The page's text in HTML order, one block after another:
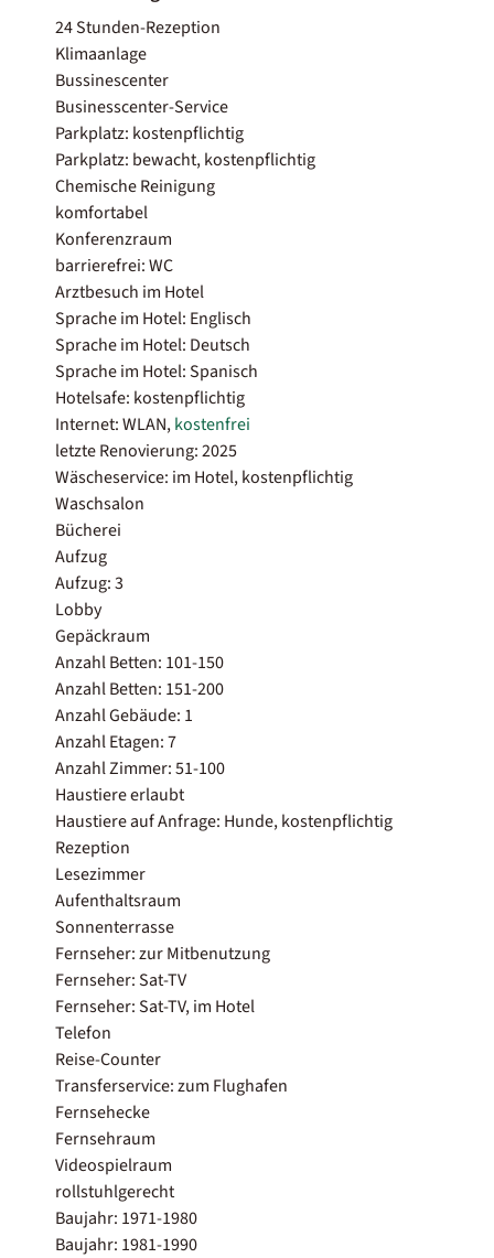
24 Stunden-Rezeption
Klimaanlage
Bussinescenter
Businesscenter-Service
Parkplatz: kostenpflichtig
Parkplatz: bewacht, kostenpflichtig
Chemische Reinigung
komfortabel
Konferenzraum
barrierefrei: WC
Arztbesuch im Hotel
Sprache im Hotel: Englisch
Sprache im Hotel: Deutsch
Sprache im Hotel: Spanisch
Hotelsafe: kostenpflichtig
Internet: WLAN,kostenfrei
letzte Renovierung: 2025
Wäscheservice: im Hotel, kostenpflichtig
Waschsalon
Bücherei
Aufzug
Aufzug: 3
Lobby
Gepäckraum
Anzahl Betten: 101-150
Anzahl Betten: 151-200
Anzahl Gebäude: 1
Anzahl Etagen: 7
Anzahl Zimmer: 51-100
Haustiere erlaubt
Haustiere auf Anfrage: Hunde, kostenpflichtig
Rezeption
Lesezimmer
Aufenthaltsraum
Sonnenterrasse
Fernseher: zur Mitbenutzung
Fernseher: Sat-TV
Fernseher: Sat-TV, im Hotel
Telefon
Reise-Counter
Transferservice: zum Flughafen
Fernsehecke
Fernsehraum
Videospielraum
rollstuhlgerecht
Baujahr: 1971-1980
Baujahr: 1981-1990